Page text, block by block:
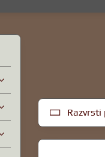
Razvrsti